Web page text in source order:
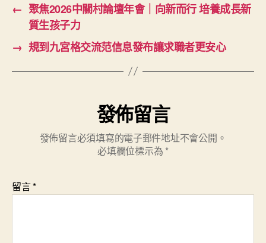
← 聚焦2026中關村論壇年會｜向新而行 培養成長新
質生孩子力
→ 規到九宮格交流范信息發布讓求職者更安心
發佈留言
發佈留言必須填寫的電子郵件地址不會公開。
必填欄位標示為 *
留言*